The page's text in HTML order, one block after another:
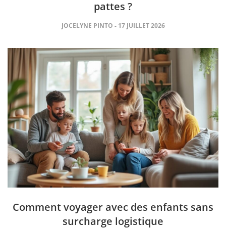
pattes ?
JOCELYNE PINTO 17 JUILLET 2026
Comment voyager avec des enfants sans
surcharge logistique